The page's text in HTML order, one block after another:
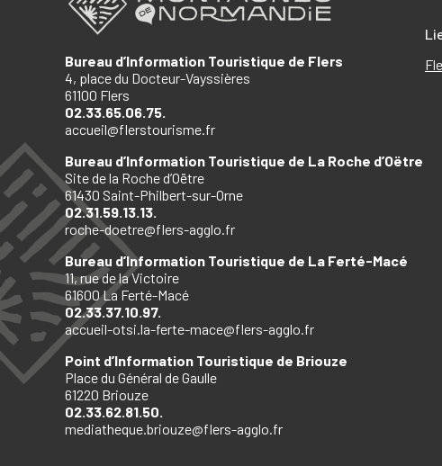
Bureau d’Information Touristique de Flers
4, place du Docteur-Vayssières
61100 Flers
02.33.65.06.75.
accueil@flerstourisme.fr
Bureau d’Information Touristique de La Roche d’Oëtre
Site de la Roche d’Oëtre
61430 Saint-Philbert-sur-Orne
02.31.59.13.13.
roche-doetre@flers-agglo.fr
Bureau d’Information Touristique de La Ferté-Macé
11, rue de la Victoire
61600 La Ferté-Macé
02.33.37.10.97.
accueil-otsi.la-ferte-mace@flers-agglo.fr
Point d’Information Touristique de Briouze
Place du Général de Gaulle
61220 Briouze
02.33.62.81.50.
mediatheque.briouze@flers-agglo.fr